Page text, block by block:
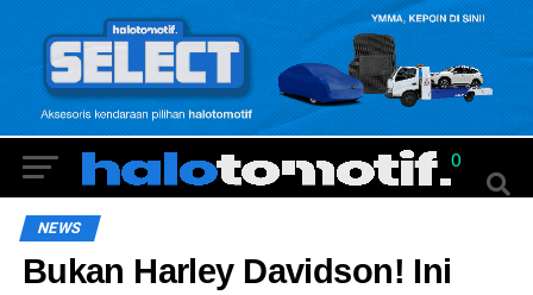
0
NEWS
Bukan Harley Davidson! Ini